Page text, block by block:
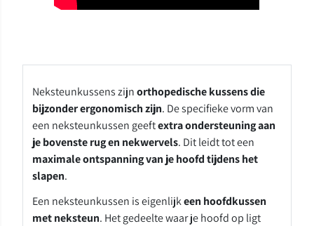
Neksteunkussens zijnorthopedische kussens die
bijzonder ergonomisch zijn. De specifieke vorm van
een neksteunkussen geeftextra ondersteuning aan
je bovenste rug en nekwervels. Dit leidt tot een
maximale ontspanning van je hoofd tijdens het
slapen.
Een neksteunkussen is eigenlijkeen hoofdkussen
met neksteun. Het gedeelte waar je hoofd op ligt